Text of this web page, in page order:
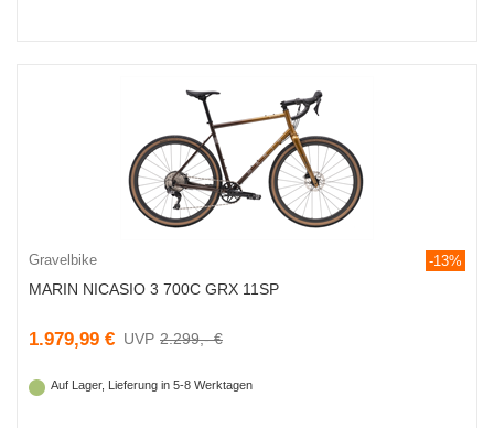
Gravelbike -13%
MARIN NICASIO 3 700C GRX 11SP
1.979,99 € 2.299,- €
Auf Lager, Lieferung in 5-8 Werktagen